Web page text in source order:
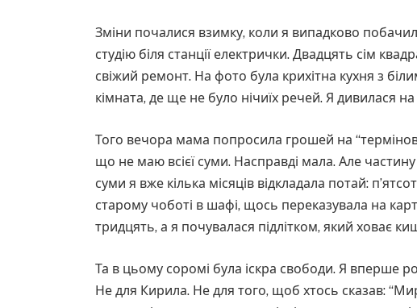
Зміни почалися взимку, коли я випадково
студію біля станції електрички. Двадцять сім
свіжий ремонт. На фото була крихітна кухня з
кімната, де ще не було нічиїх речей. Я дивилася
Того вечора мама попросила грошей на
що не маю всієї суми. Насправді мала. Але
суми я вже кілька місяців відкладала потай:
старому чоботі в шафі, щось переказувала на
тридцять, а я почувалася підлітком, який ховає
Та в цьому соромі була іскра свободи. Я вперше
Не для Кирила. Не для того, щоб хтось сказав: